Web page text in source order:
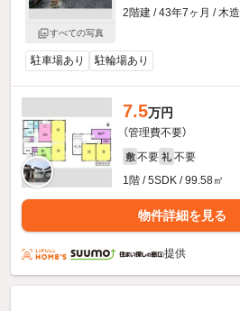
すべての写真
2階建 / 43年7ヶ月 / 木造
駐車場あり 駐輪場あり
7.5万円
（管理費不要）
敷 不要 礼 不要
1階 / 5SDK / 99.58㎡
物件詳細を見る
提供